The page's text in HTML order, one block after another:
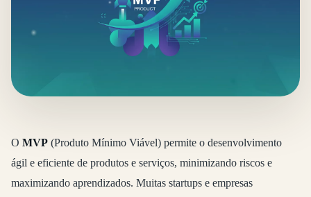
O MVP (Produto Mínimo Viável) permite o desenvolvimento
ágil e eficiente de produtos e serviços, minimizando riscos e
maximizando aprendizados. Muitas startups e empresas